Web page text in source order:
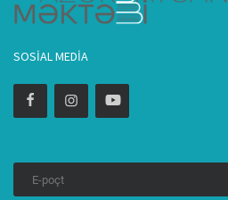
SOSIAL MEDIA